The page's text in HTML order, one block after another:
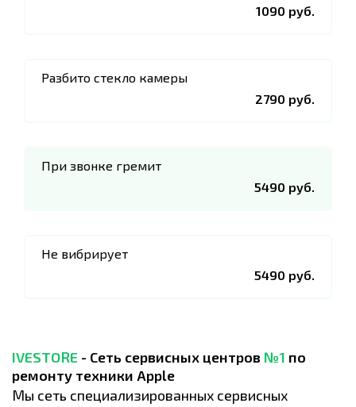
1090 руб.
Разбито стекло камеры
2790 руб.
При звонке гремит
5490 руб.
Не вибрирует
5490 руб.
IVESTORE - Сеть сервисных центров №1 по
ремонту техники Apple
Мы сеть специализированных сервисных